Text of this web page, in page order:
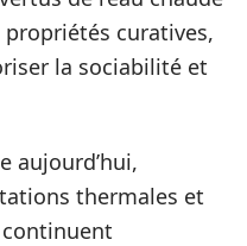
curatives,
la sociabilité et
aujourd’hui,
thermales et